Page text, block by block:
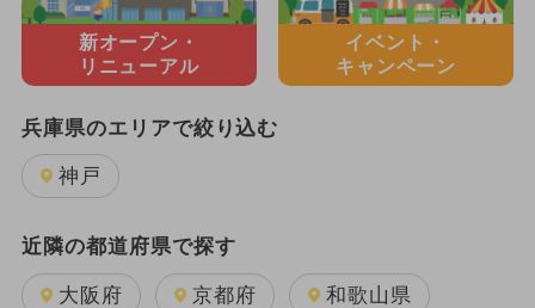
新オープン・
リニューアル
イベント・
キャンペーン
兵庫県のエリアで絞り込む
神戸
近隣の都道府県で探す
大阪府 京都府 和歌山県